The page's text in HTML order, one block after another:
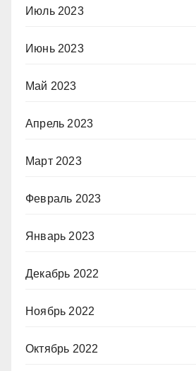
Июль 2023
Июнь 2023
Май 2023
Апрель 2023
Март 2023
Февраль 2023
Январь 2023
Декабрь 2022
Ноябрь 2022
Октябрь 2022